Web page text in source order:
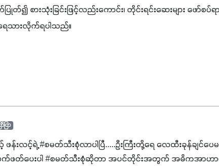
ြုတ်၍ စားသုံးခြင်းဖြင့်လည်းကောင်း၊ တိုင်းရင်းဆေးများ ဖေ
ေသားလိုက်ရပါသည်။
ငြာ
န်းလင့်ရဲ့ #စမတ်သီးစုံလာပါပြီ.....ဦးကြီးတို့ရေ ‌လေထီးခုန်ချင်
ဖတ်‌ပေးပါ #စမတ်သီးစုံဆိုတာ အပင်တိုင်းအတွက် အဓိကအာဟာရ